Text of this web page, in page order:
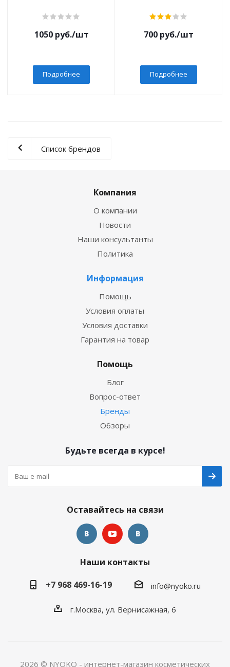
1050руб./шт
Подробнее
700 руб./шт
Подробнее
Список брендов
Компания
О компании
Новости
Наши консультанты
Политика
Информация
Помощь
Условия оплаты
Условия доставки
Гарантия на товар
Помощь
Блог
Вопрос-ответ
Бренды
Обзоры
Будьте всегда в курсе!
Оставайтесь на связи
Наши контакты
+7 968 469-16-19
info@nyoko.ru
г.Москва, ул. Вернисажная, 6
2026 © NYOKO - интернет-магазин косметических